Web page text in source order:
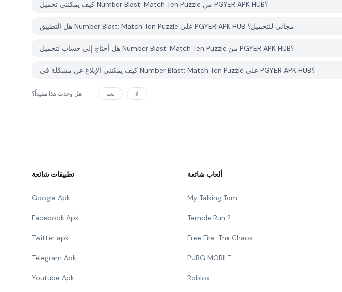
كيف يمكنني تحميل Number Blast: Match Ten Puzzle من PGYER APK HUB؟
هل التطبيق Number Blast: Match Ten Puzzle على PGYER APK HUB مجاني للتحميل؟
هل أحتاج إلى حساب لتحميل Number Blast: Match Ten Puzzle من PGYER APK HUB؟
كيف يمكنني الإبلاغ عن مشكلة في Number Blast: Match Ten Puzzle على PGYER APK HUB؟
هل وجدت هذا مفيداً؟ نعم لا
تطبيقات شائعة
Google Apk
Facebook Apk
Twitter apk
Telegram Apk
Youtube Apk
ألعاب شائعة
My Talking Tom
Temple Run 2
Free Fire: The Chaos
PUBG MOBILE
Roblox